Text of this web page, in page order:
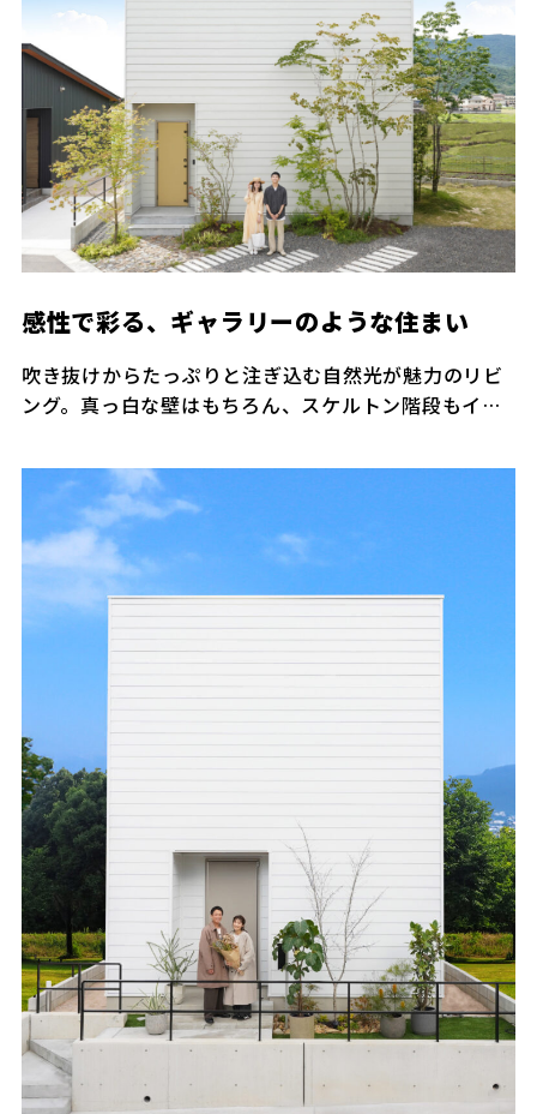
感性で彩る、ギャラリーのような住まい
吹き抜けからたっぷりと注ぎ込む自然光が魅力のリビ
ング。真っ白な壁はもちろん、スケルトン階段もイン